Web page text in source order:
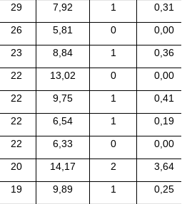
29 7,92 1
0,31
26 5,81 0
0,00
23 8,84 1
0,36
22 13,02 0
0,00
22 9,75 1
0,41
22 6,54 1
0,19
22 6,33 0
0,00
20 14,17 2
3,64
19 9,89 1
0,25